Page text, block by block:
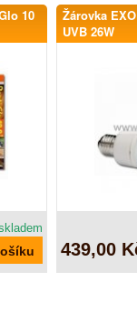
10
Žárovka
UVB 26W
439,00